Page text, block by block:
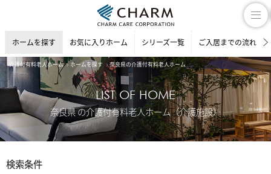
ホームを探す お気に入りホーム シリーズ一覧 ご入居までの流れ
介護付有料老人ホーム ホームを探す 奈良県の介護付有料老人ホーム
LIST OF HOME
奈良県 の介護付有料老人ホーム（介護施設）
検索条件